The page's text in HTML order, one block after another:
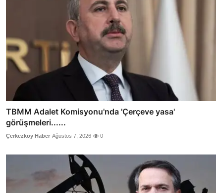
TBMM Adalet Komisyonu'nda 'Çerçeve yasa'
görüşmeleri......
Çerkezköy Haber Ağustos 7, 2026 0